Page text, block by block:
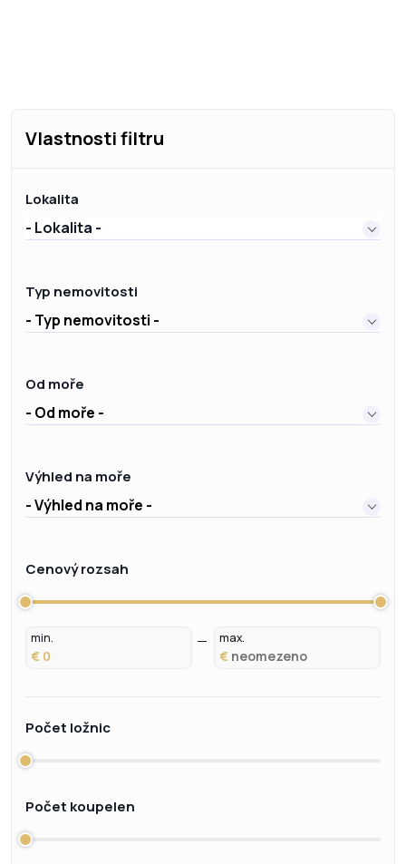
Vlastnosti filtru
Lokalita
- Lokalita -
Typ nemovitosti
- Typ nemovitosti -
Od moře
- Od moře -
Výhled na moře
- Výhled na moře -
Cenový rozsah
min.
€
max.
€
Počet ložnic
Počet koupelen